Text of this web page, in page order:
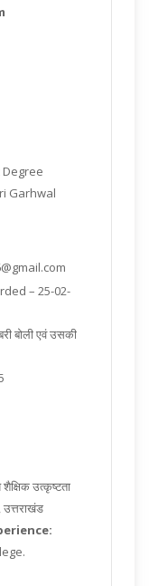
Degree
Garhwal
– 25-02-
बोली एवं उसकी
उत्कृष्टता
उत्तराखंड